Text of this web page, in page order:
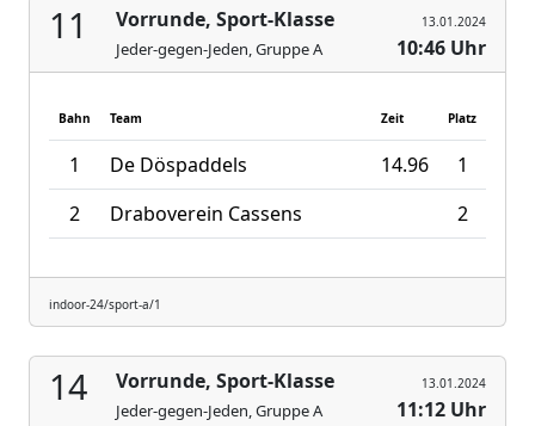
11 Vorrunde, Sport-Klasse
Jeder-gegen-Jeden, Gruppe A
13.01.2024
10:46 Uhr
Bahn Team Zeit Platz
1 De Döspaddels 14.96
1
2
Draboverein Cassens 2
indoor-24/sport-a/1
14 Vorrunde, Sport-Klasse
Jeder-gegen-Jeden, Gruppe A
13.01.2024
11:12 Uhr